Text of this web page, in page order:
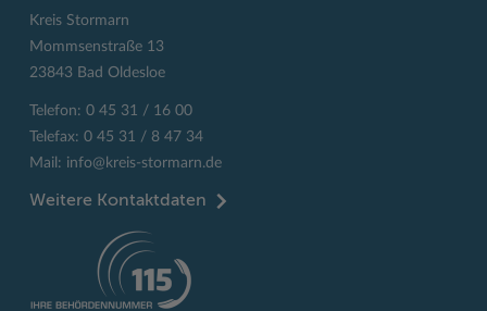
Kreis Stormarn
Mommsenstraße 13
23843 Bad Oldesloe
Telefon: 0 45 31 / 16 00
Telefax: 0 45 31 / 8 47 34
Mail: info@kreis-stormarn.de
Weitere Kontaktdaten